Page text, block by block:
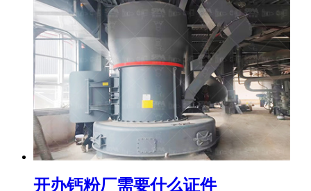
开办钙粉厂需要什么证件